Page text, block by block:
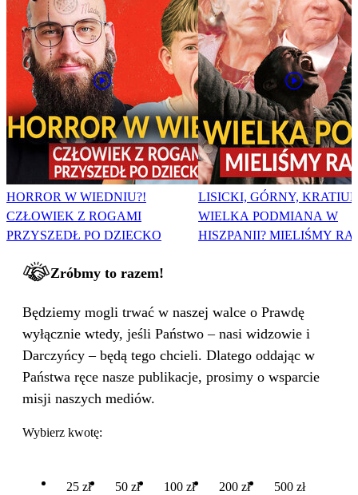
HORROR W WIEDNIU?!
CZŁOWIEK Z ROGAMI
PRZYSZEDŁ PO DZIECKO
LISICKI, GÓRNY,
WIELKA PODMIANA W
HISZPANII? MIELIŚMY
Zróbmy to razem!
Będziemy mogli trwać w naszej walce o Prawdę
wyłącznie wtedy, jeśli Państwo – nasi widzowie i
Darczyńcy – będą tego chcieli. Dlatego oddając w
Państwa ręce nasze publikacje, prosimy o wsparcie
misji naszych mediów.
Wybierz kwotę:
25 zł 50 zł 100 zł 200 zł 500 zł